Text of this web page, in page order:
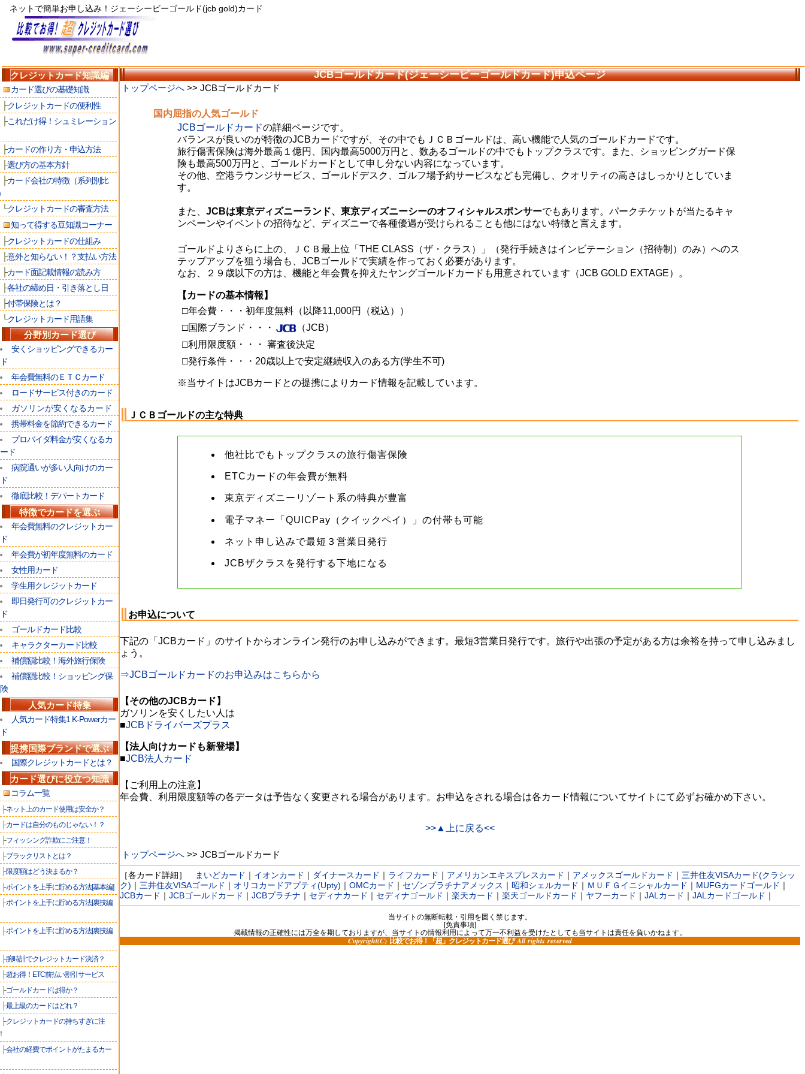
ネットで簡単お申し込み！ジェーシービーゴールド(jcb gold)カード
JCBゴールドカード(ジェーシービーゴールドカード)申込ページ
トップページへ >> JCBゴールドカード
国内屈指の人気ゴールド
JCBゴールドカードの詳細ページです。
バランスが良いのが特徴のJCBカードですが、その中でもＪＣＢゴールドは、高い機能で人気のゴールドカードです。
旅行傷害保険は海外最高１億円、国内最高5000万円と、数あるゴールドの中でもトップクラスです。また、ショッピングガード保
険も最高500万円と、ゴールドカードとして申し分ない内容になっています。
その他、空港ラウンジサービス、ゴールドデスク、ゴルフ場予約サービスなども完備し、クオリティの高さはしっかりとしていま
す。
また、JCBは東京ディズニーランド、東京ディズニーシーのオフィシャルスポンサーでもあります。パークチケットが当たるキャ
ンペーンやイベントの招待など、ディズニーで各種優遇が受けられることも他にはない特徴と言えます。
ゴールドよりさらに上の、ＪＣＢ最上位「THE CLASS（ザ・クラス）」（発行手続きはインビテーション （招待制）のみ）へのス
テップアップを狙う場合も、JCBゴールドで実績を作っておく必要があります。
なお、２９歳以下の方は、機能と年会費を抑えたヤングゴールドカードも用意されています（JCB GOLD EXTAGE）。
【カードの基本情報】
□年会費・・・初年度無料（以降11,000円（税込））
□国際ブランド・・・
（JCB）
□利用限度額・・・ 審査後決定
□発行条件・・・20歳以上で安定継続収入のある方(学生不可)
※当サイトはJCBカード との提携によりカード情報を記載しています。
ＪＣＢゴールドの主な特典
他社比でもトップクラスの旅行傷害保険
ETCカードの年会費が無料
東京ディズニーリゾート系の特典が豊富
電子マネー「QUICPay（クイックペイ）」の付帯も可能
ネット申し込みで最短３営業日発行
JCBザクラスを発行する下地になる
お申込について
下記の「JCBカード」のサイトからオンライン発行のお申し込みができます。最短3営業日発行です。旅行や出張の予定がある方は余裕を持って申し込みまし
ょう。
⇒JCBゴールドカードのお申込みはこちらから
【その他のJCBカード】
ガソリンを安くしたい人は
■JCBドライバーズプラス
【法人向けカードも新登場】
■JCB法人カード
【ご利用上の注意】
年会費、利用限度額等の各データは予告なく変更される場合があります。お申込をされる場合は各カード情報についてサイトにて必ずお確かめ下さい。
>>▲上に戻る<<
トップページへ >> JCBゴールドカード
［各カード詳細］ まいどカード イオンカード ダイナースカード ライフカード アメリカンエキスプレスカード アメックスゴールドカード
三井住友VISAカード(クラシッ
ク)
三井住友VISAゴールド オリコカードアプティ(Upty) OMCカード セゾンプラチナアメックス 昭和シェルカード ＭＵＦＧイニシャルカード MUFGカードゴールド
JCBカード
JCBゴールドカード JCBプラチナ セディナカード セディナゴールド 楽天カード 楽天ゴールドカード ヤフーカード JALカード JALカードゴールド
当サイトの無断転載・引用を固く禁じます。
[免責事項]
掲載情報の正確性には万全を期しておりますが、当サイトの情報利用によって万一不利益を受けたとしても当サイトは責任を負いかねます。
Copyright(C) 比較でお得！「超」クレジットカード選びAll rights reserved
クレジットカード知識編
カード選びの基礎知識
├クレジットカードの便利性
├これだけ得！シュミレーション
├カードの作り方・申込方法
├選び方の基本方針
├カード会社の特徴（系列別比
└クレジットカードの審査方法
知って得する豆知識コーナー
├クレジットカードの仕組み
├意外と知らない！？支払い方法
├カード面記載情報の読み方
├各社の締め日・引き落とし日
├付帯保険とは？
└クレジットカード用語集
分野別カード選び
安くショッピングできるカー
ド
年会費無料のＥＴＣカード
ロードサービス付きのカード
ガソリンが安くなるカード
携帯料金を節約できるカード
プロバイダ料金が安くなるカ
ード
病院通いが多い人向けのカー
ド
徹底比較！デパートカード
特徴でカードを選ぶ
年会費無料のクレジットカー
ド
年会費が初年度無料のカード
女性用カード
学生用クレジットカード
即日発行可のクレジットカー
ド
ゴールドカード比較
キャラクターカード比較
補償額比較！海外旅行保険
補償額比較！ショッピング保
険
人気カード特集
人気カード特集1 K-Powerカー
ド
提携国際ブランドで選ぶ
国際クレジットカードとは？
カード選びに役立つ知識
コラム一覧
├ネット上のカード使用は安全か？
├カードは自分のものじゃない！？
├フィッシング詐欺にご注意！
├ブラックリストとは？
├限度額はどう決まるか？
├ポイントを上手に貯める方法[基本編]
├ポイントを上手に貯める方法[裏技編
├ポイントを上手に貯める方法[裏技編
├腕時計でクレジットカード決済？
├超お得！ETC前払い割引サービス
├ゴールドカードは得か？
├最上級のカードはどれ？
├クレジットカードの持ちすぎに注
├会社の経費でポイントがたまるカー